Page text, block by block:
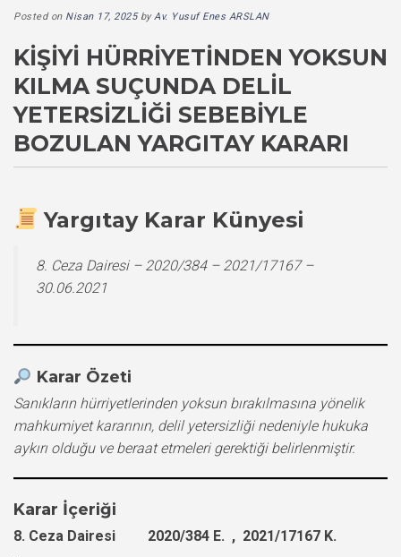
Posted on Nisan 17, 2025byAv. Yusuf Enes ARSLAN
KIŞIYI HÜRRIYETINDEN YOKSUN
KILMA SUÇUNDA DELIL
YETERSIZLIĞI SEBEBIYLE
BOZULAN YARGITAY KARARI
Yargıtay Karar Künyesi
8. Ceza Dairesi – 2020/384 – 2021/17167 –
30.06.2021
Karar Özeti
Sanıkların hürriyetlerinden yoksun bırakılmasına yönelik
mahkumiyet kararının, delil yetersizliği nedeniyle hukuka
aykırı olduğu ve beraat etmeleri gerektiği belirlenmiştir.
Karar İçeriği
8. Ceza Dairesi 2020/384 E. , 2021/17167 K.